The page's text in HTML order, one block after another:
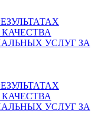
УСЛУГ ЗА
УСЛУГ ЗА